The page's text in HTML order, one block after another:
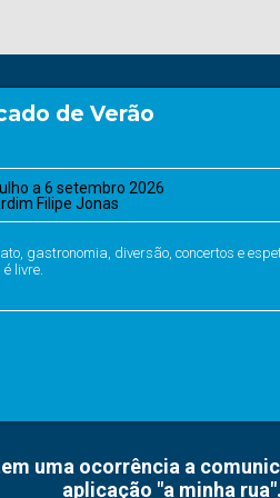
de Verão
a 6 setembro 2026
Filipe Jonas
gastronomia, diversão, concertos e
livre.
uma ocorrência a
aplicação "a minha rua".